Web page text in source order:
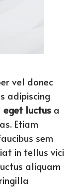
vel donec
adipiscing
eget luctus a
Etiam
sem
in tellus vici
aliquam